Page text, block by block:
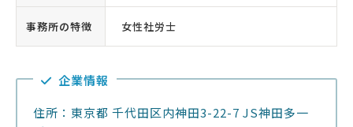
事務所の特徴 女性社労士
企業情報
住所：東京都 千代田区内神田3-22-7 JS神田多一